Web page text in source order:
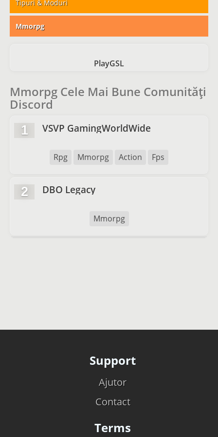
Tipuri & Moduri
Mmorpg
PlayGSL
Mmorpg Cele Mai Bune Comunități
Discord
1 VSVP GamingWorldWide
Rpg Mmorpg Action Fps
2 DBO Legacy
Mmorpg
Support
Ajutor
Contact
Terms